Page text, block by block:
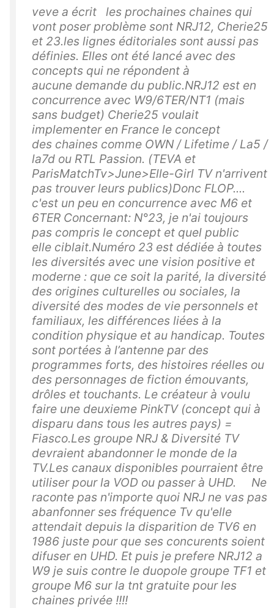
veve a écrit les prochaines chaines qui
vont poser problème sont NRJ12, Cherie25
et 23.les lignes éditoriales sont aussi pas
définies. Elles ont été lancé avec des
concepts qui ne répondent à
aucune demande du public.NRJ12 est en
concurrence avec W9/6TER/NT1 (mais
sans budget) Cherie25 voulait
implementer en France le concept
des chaines comme OWN / Lifetime / La5 /
la7d ou RTL Passion. (TEVA et
ParisMatchTv>June>Elle-Girl TV n'arrivent
pas trouver leurs publics)Donc FLOP....
c'est un peu en concurrence avec M6 et
6TER Concernant: N°23, je n'ai toujours
pas compris le concept et quel public
elle ciblait.Numéro 23 est dédiée à toutes
les diversités avec une vision positive et
moderne : que ce soit la parité, la diversité
des origines culturelles ou sociales, la
diversité des modes de vie personnels et
familiaux, les différences liées à la
condition physique et au handicap. Toutes
sont portées à l’antenne par des
programmes forts, des histoires réelles ou
des personnages de fiction émouvants,
drôles et touchants. Le créateur à voulu
faire une deuxieme PinkTV (concept qui à
disparu dans tous les autres pays) =
Fiasco.Les groupe NRJ & Diversité TV
devraient abandonner le monde de la
TV.Les canaux disponibles pourraient être
utiliser pour la VOD ou passer à UHD. Ne
raconte pas n'importe quoi NRJ ne vas pas
abanfonner ses fréquence Tv qu'elle
attendait depuis la disparition de TV6 en
1986 juste pour que ses concurents soient
difuser en UHD. Et puis je prefere NRJ12 a
W9 je suis contre le duopole groupe TF1 et
groupe M6 sur la tnt gratuite pour les
chaines privée !!!!